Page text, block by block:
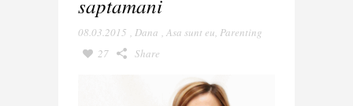
saptamani
08.03.2015 , Dana , Asa sunt eu, Parenting
27
Share